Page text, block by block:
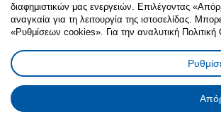
διαφημιστικών μας ενεργειών. Επιλέγοντας
αναγκαία για τη λειτουργία της ιστοσελίδας.
«Ρυθμίσεων cookies». Για την αναλυτική